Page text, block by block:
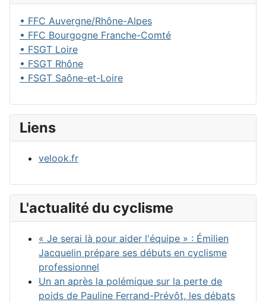
• FFC Auvergne/Rhône-Alpes
• FFC Bourgogne Franche-Comté
• FSGT Loire
• FSGT Rhône
• FSGT Saône-et-Loire
Liens
velook.fr
L'actualité du cyclisme
« Je serai là pour aider l'équipe » : Émilien
Jacquelin prépare ses débuts en cyclisme
professionnel
Un an après la polémique sur la perte de
poids de Pauline Ferrand-Prévôt, les débats